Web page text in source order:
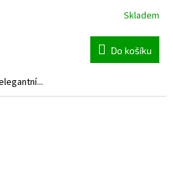
Skladem
Do košíku